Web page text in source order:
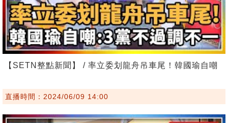
【SETN整點新聞】 / 率立委划龍舟吊車尾！韓國瑜自嘲
直播時間：2024/06/09 14:00